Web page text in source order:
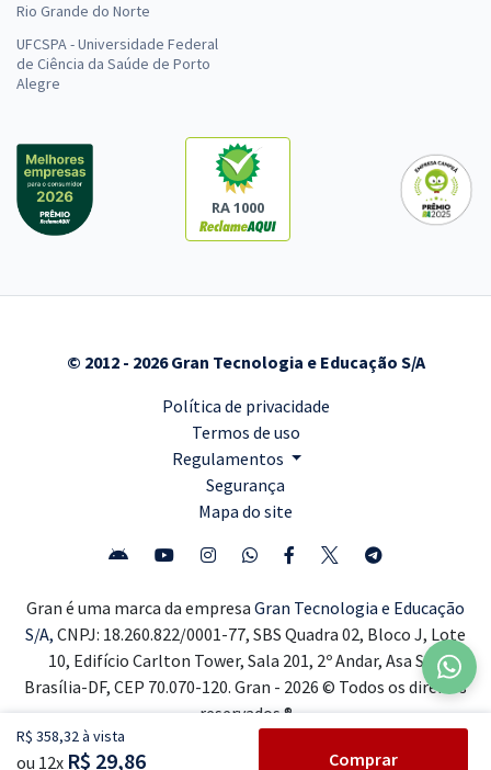
R$ 358,32 à vista
ou 12x R$ 29,86 Comprar
Rio Grande do Norte
UFCSPA - Universidade Federal
de Ciência da Saúde de Porto
Alegre
RA 1000
© 2012 - 2026 Gran Tecnologia e Educação S/A
Política de privacidade
Termos de uso
Regulamentos
Segurança
Mapa do site
Gran é uma marca da empresa Gran Tecnologia e Educação
S/A, CNPJ: 18.260.822/0001-77, SBS Quadra 02, Bloco J, Lote
10, Edifício Carlton Tower, Sala 201, 2º Andar, Asa Sul,
Brasília-DF, CEP 70.070-120. Gran - 2026 © Todos os direitos
reservados ®